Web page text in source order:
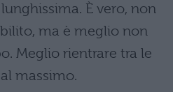
È vero, non
ma è meglio non
Meglio rientrare tra le
massimo.